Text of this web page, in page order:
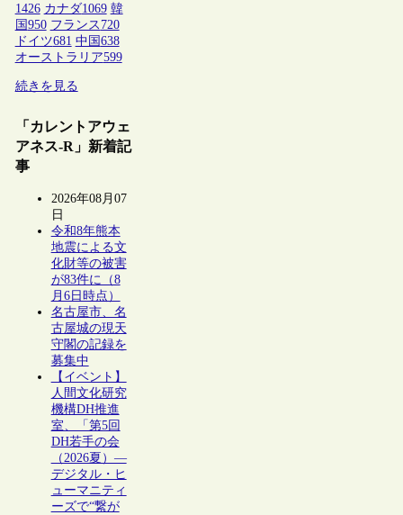
1426 カナダ1069 韓
国 950 フランス 720
ドイツ681 中国 638
オーストラリア599
続きを見る
「カレントアウェ
アネス-R」新着記
事
2026年08月07
日
令和8年熊本
地震による文
化財等の被害
が83件に（8
月6日時点）
名古屋市、名
古屋城の現天
守閣の記録を
募集中
【イベント】
人間文化研究
機構DH推進
室、「第5回
DH若手の会
（2026夏）―
デジタル・ヒ
ューマニティ
ーズで“繋が